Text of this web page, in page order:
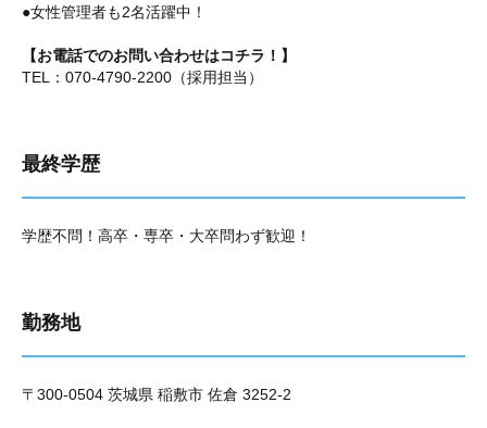
●女性管理者も2名活躍中！
【お電話でのお問い合わせはコチラ！】
TEL：070-4790-2200（採用担当）
最終学歴
学歴不問！高卒・専卒・大卒問わず歓迎！
勤務地
〒300-0504 茨城県 稲敷市 佐倉 3252-2